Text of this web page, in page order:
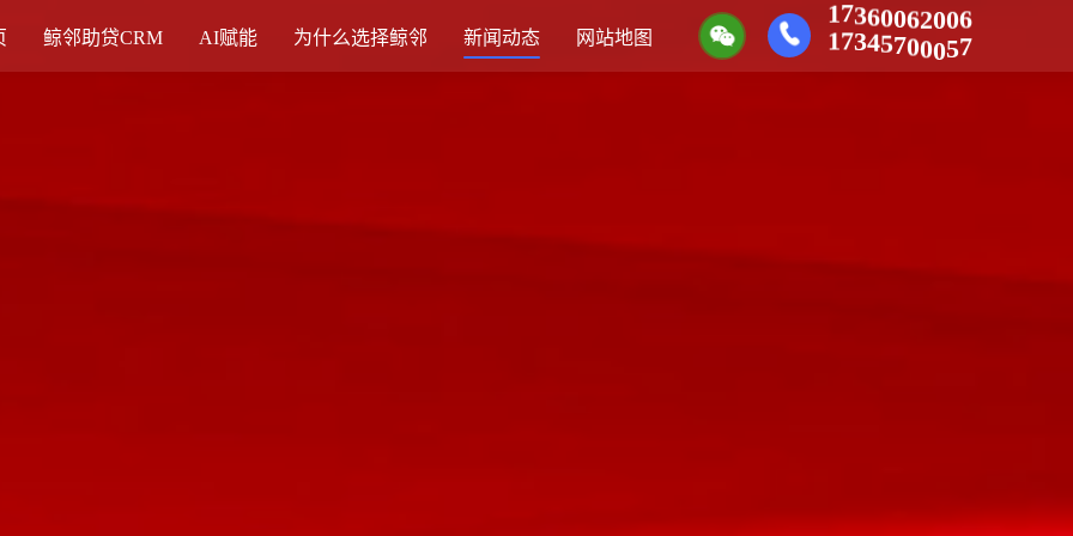
鲸邻助贷CRM AI赋能 为什么选择鲸邻 新闻动态 网站地图
17360062006
17345700057